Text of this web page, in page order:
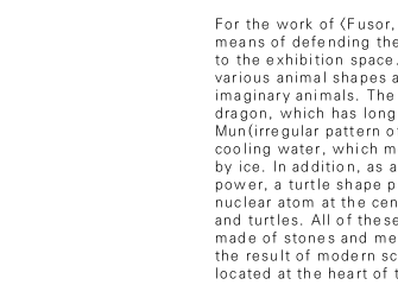
For the work of
means of defending
to the exhibition
various animal shapes
imaginary animals.
dragon, which has
Mun(irregular pattern
cooling water, which
by ice. In addition, as
power, a turtle shape
nuclear atom at the
and turtles. All of
made of stones and
the result of modern
located at the heart of